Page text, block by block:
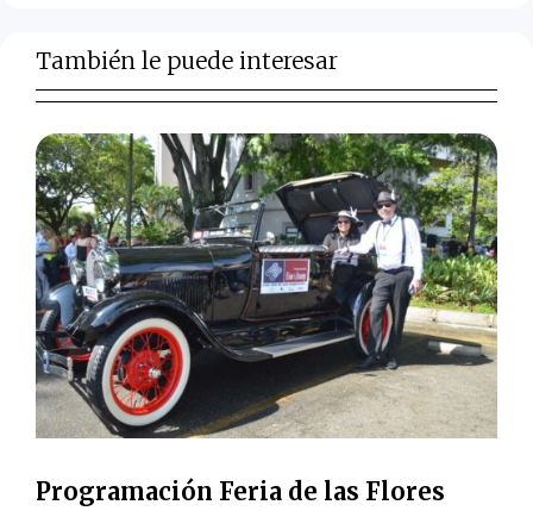
También le puede interesar
Programación Feria de las Flores